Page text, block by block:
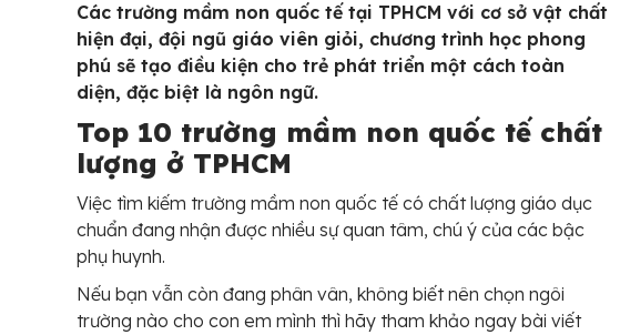
Các trường mầm non quốc tế tại TPHCM với cơ sở vật chất
hiện đại, đội ngũ giáo viên giỏi, chương trình học phong
phú sẽ tạo điều kiện cho trẻ phát triển một cách toàn
diện, đặc biệt là ngôn ngữ.
Top 10 trường mầm non quốc tế chất
lượng ở TPHCM
Việc tìm kiếm trường mầm non quốc tế có chất lượng giáo dục
chuẩn đang nhận được nhiều sự quan tâm, chú ý của các bậc
phụ huynh.
Nếu bạn vẫn còn đang phân vân, không biết nên chọn ngôi
trường nào cho con em mình thì hãy tham khảo ngay bài viết